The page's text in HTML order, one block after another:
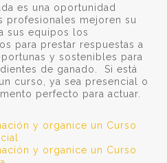
es una oportunidad
profesionales mejoren su
sus equipos los
para prestar respuestas a
y sostenibles para
de ganado. Si está
curso, ya sea presencial o
perfecto para actuar.
y organice un Curso
y organice un Curso